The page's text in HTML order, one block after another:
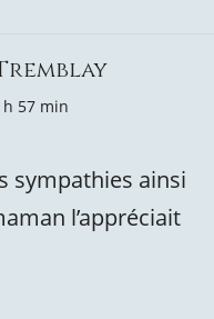
h 57 min
sympathies ainsi
l’appréciait